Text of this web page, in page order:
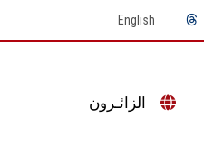
English